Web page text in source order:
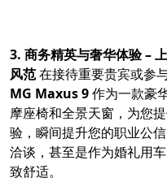
3. 商务精英与奢华体验 –
风范在接待重要贵宾或参
MG Maxus 9作为一款豪
摩座椅和全景天窗，为您
验，瞬间提升您的职业公
洽谈，甚至是作为婚礼用
致舒适。